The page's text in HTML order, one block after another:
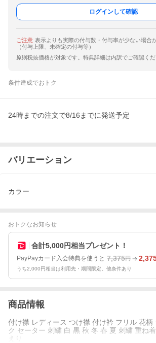
ログインして確認
ご注意 表示よりも実際の付与数・付与率が少ない場合
（付与上限、未確定の付与等）
原則税抜価格が対象です。特典詳細は内訳でご確認くだ
条件達成でおトク
24時までの注文で8/16までに発送予定
バリエーション
カラー
おトクなお知らせ
合計5,000円相当プレゼント！
PayPayカード入会特典を使うと 7,375円
うち2,000円相当は利用先・期間限定。他条件あり
商品情報
付け襟 レディース つけ襟 付け衿 フリル 花柄
ク セーター 刺繍 白 黒 秋 冬 春 夏 刺繍 重ね
えり